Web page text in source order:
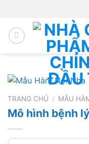
nội
dung
TRANG CHỦ / MẪU
Mô hình bệnh